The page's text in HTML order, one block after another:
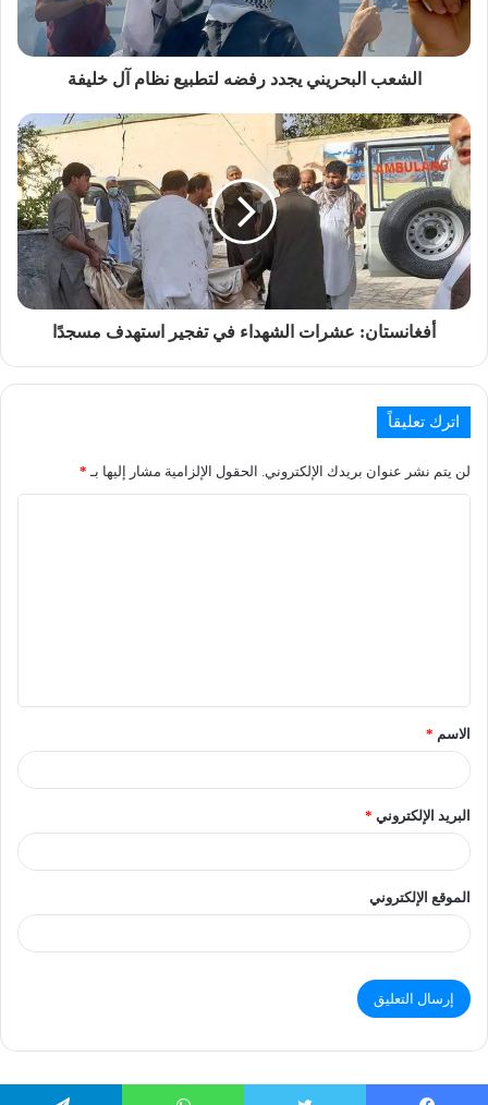
الشعب البحريني يجدد رفضه لتطبيع نظام آل خليفة
أفغانستان: عشرات الشهداء في تفجير استهدف مسجدًا
اترك تعليقاً
لن يتم نشر عنوان بريدك الإلكتروني. الحقول الإلزامية مشار إليها بـ *
الاسم *
البريد الإلكتروني *
الموقع الإلكتروني